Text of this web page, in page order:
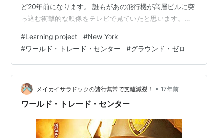
ど20年前になります。 誰もがあの飛行機が高層ビルに突
っ込む衝撃的な映像をテレビで見ていたと思います。た
どこの年にニューヨークを訪れていたことです。当時は
中学生でした。行っていたのは夏休みだったので8月でし
たが、1ヵ月しか離れていません。なかなかビビりまし
た。 そして今、20年ぶりにニューヨークに住むことにな
りました。感慨に浸りに行こうと思います。 目次 ワール
ド・トレード・センターとは …
#Learning project #New York
#ワールド・トレード・センター #グラウンド・ゼロ
メイカイサラドックの諸行無常で支離滅裂！ • 17年前
ワールド・トレード・センター